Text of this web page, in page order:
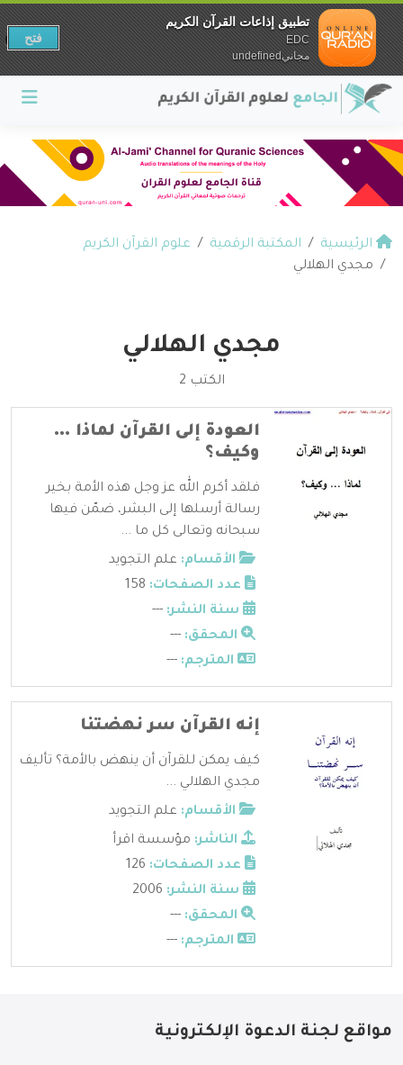
الرئيسية المكتبة الرقمية
علوم القرآن الكريم
مجدي الهلالي
مجدي الهلالي
الكتب 2
العودة إلى القرآن لماذا …
وكيف؟
فلقد أكرم الله عز وجل هذه الأمة بخير
رسالة أرسلها إلى البشر، ضمّن فيها
سبحانه وتعالى كل ما ...
الأقسام: علم التجويد
عدد الصفحات:
سنة النشر: ---
المحقق: ---
المترجم: ---
إنه القرآن سر نهضتنا
كيف يمكن للقرآن أن ينهض بالأمة؟ تأليف
مجدي الهلالي ...
الأقسام: علم التجويد
الناشر: مؤسسة اقرأ
عدد الصفحات:
سنة النشر:
المحقق: ---
المترجم: ---
مواقع لجنة الدعوة الإلكترونية
تطبيق إذاعات القرآن الكريم
EDC
مجانيundefined
فتح